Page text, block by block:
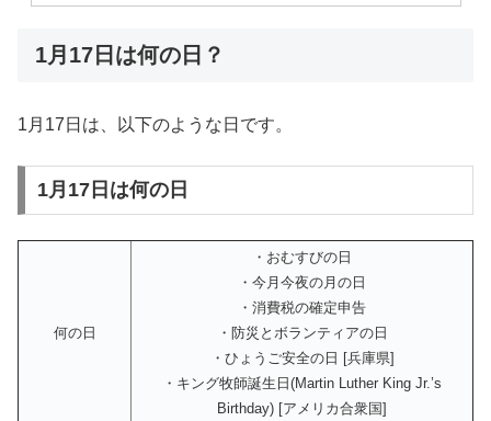
1月17日は何の日？
1月17日は、以下のような日です。
1月17日は何の日
何の日
・おむすびの日
・今月今夜の月の日
・消費税の確定申告
・防災とボランティアの日
・ひょうご安全の日 [兵庫県]
・キング牧師誕生日(Martin Luther King Jr.’s
Birthday) [アメリカ合衆国]